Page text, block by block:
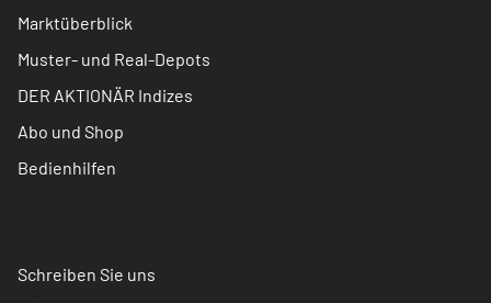
Marktüberblick
Muster- und Real-Depots
DER AKTIONÄR Indizes
Abo und Shop
Bedienhilfen
Schreiben Sie uns